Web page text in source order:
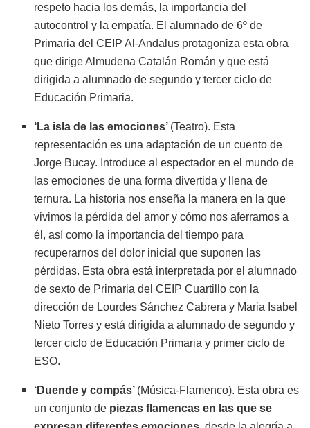
respeto hacia los demás, la importancia del
autocontrol y la empatía. El alumnado de 6º de
Primaria del CEIP Al-Andalus protagoniza esta obra
que dirige Almudena Catalán Román y que está
dirigida a alumnado de segundo y tercer ciclo de
Educación Primaria.
‘La isla de las emociones’ (Teatro). Esta
representación es una adaptación de un cuento de
Jorge Bucay. Introduce al espectador en el mundo de
las emociones de una forma divertida y llena de
ternura. La historia nos enseña la manera en la que
vivimos la pérdida del amor y cómo nos aferramos a
él, así como la importancia del tiempo para
recuperarnos del dolor inicial que suponen las
pérdidas. Esta obra está interpretada por el alumnado
de sexto de Primaria del CEIP Cuartillo con la
dirección de Lourdes Sánchez Cabrera y Maria Isabel
Nieto Torres y está dirigida a alumnado de segundo y
tercer ciclo de Educación Primaria y primer ciclo de
ESO.
‘Duende y compás’ (Música-Flamenco). Esta obra es
un conjunto de piezas flamencas en las que se